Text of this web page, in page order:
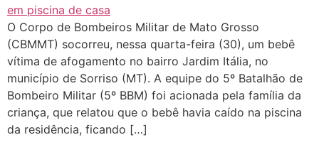
O Corpo de Bombeiros Militar de Mato Grosso
(CBMMT) socorreu, nessa quarta-feira (30), um bebê
vítima de afogamento no bairro Jardim Itália, no
município de Sorriso (MT). A equipe do 5º Batalhão de
Bombeiro Militar (5º BBM) foi acionada pela família da
criança, que relatou que o bebê havia caído na piscina
da residência, ficando […]